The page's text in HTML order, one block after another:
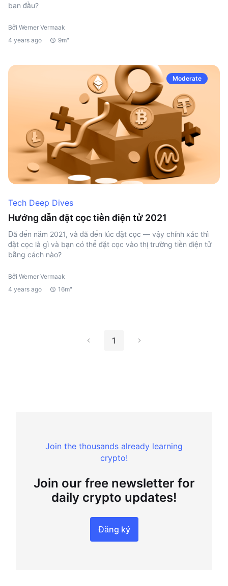
ban đầu?
Bởi Werner Vermaak
4 years ago
9m"
Moderate
Tech Deep Dives
Hướng dẫn đặt cọc tiền điện tử 2021
Đã đến năm 2021, và đã đến lúc đặt cọc — vậy chính xác thì
đặt cọc là gì và bạn có thể đặt cọc vào thị trường tiền điện tử
bằng cách nào?
Bởi Werner Vermaak
4 years ago
16m"
1
Join the thousands already learning
crypto!
Join our free newsletter for
daily crypto updates!
Đăng ký